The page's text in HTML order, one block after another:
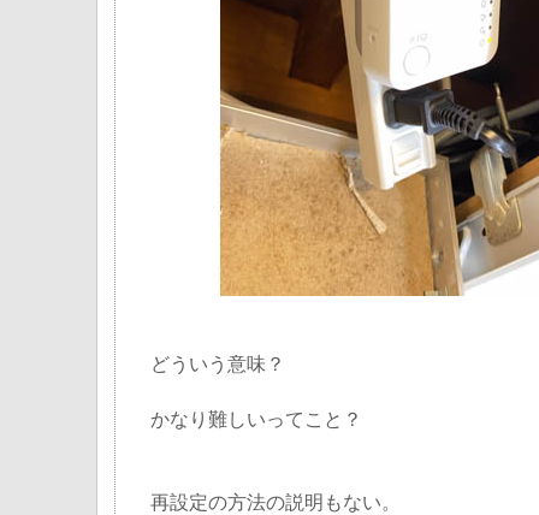
どういう意味？
かなり難しいってこと？
再設定の方法の説明もない。